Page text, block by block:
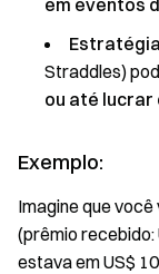
em eventos
Straddles)
ou até lucrar
Exemplo:
Imagine que você
(prêmio recebido:
estava em US$